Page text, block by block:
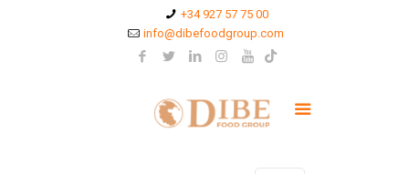
+34 927 57 75 00
info@dibefoodgroup.com